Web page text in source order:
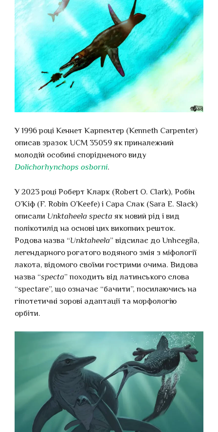
У 1996 році Кеннет Карпентер (Kenneth Carpenter)
описав зразок UCM 35059 як приналежний
молодій особині спорідненого виду
Dolichorhynchops osborni.
У 2023 році Роберт Кларк (Robert O. Clark), Робін
О’Кіф (F. Robin O’Keefe) і Сара Слак (Sara E. Slack)
описали Unktaheela specta як новий рід і вид
полікотилід на основі цих викопних решток.
Родова назва “Unktaheela” відсилає до Unhcegila,
легендарного рогатого водяного змія з міфології
лакота, відомого своїми гострими очима. Видова
назва “specta” походить від латинського слова
“spectare”, що означає “бачити”, посилаючись на
гіпотетичні зорові адаптації та морфологію
орбіти.